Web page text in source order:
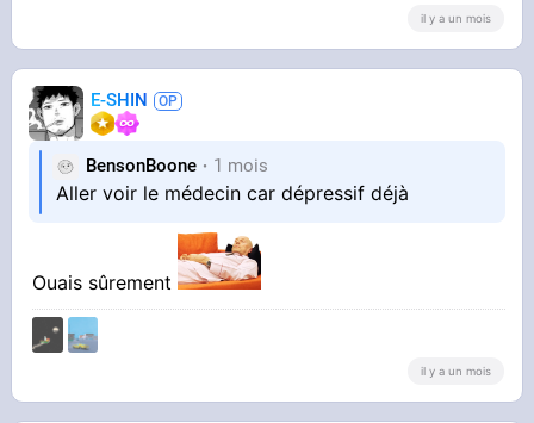
il y a un mois
E-SHIN
BensonBoone 1 mois
Aller voir le médecin car dépressif déjà
Ouais sûrement
il y a un mois